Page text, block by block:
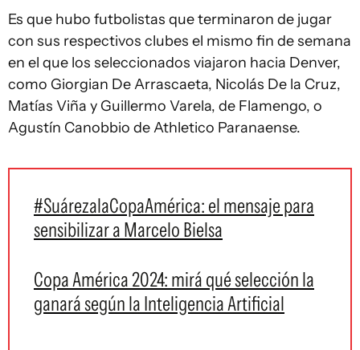
Es que hubo futbolistas que terminaron de jugar
con sus respectivos clubes el mismo fin de semana
en el que los seleccionados viajaron hacia Denver,
como Giorgian De Arrascaeta, Nicolás De la Cruz,
Matías Viña y Guillermo Varela, de Flamengo, o
Agustín Canobbio de Athletico Paranaense.
#SuárezalaCopaAmérica: el mensaje para
sensibilizar a Marcelo Bielsa
Copa América 2024: mirá qué selección la
ganará según la Inteligencia Artificial